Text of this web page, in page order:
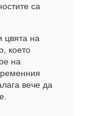
са
цвята на
което
на
вече да